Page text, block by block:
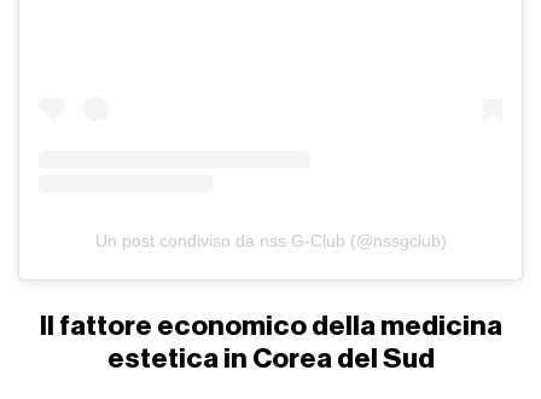
Un post condiviso da nss G-Club (@nssgclub)
Il fattore economico della medicina
estetica in Corea del Sud